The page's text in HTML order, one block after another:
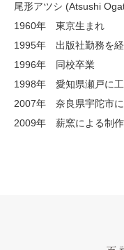
尾形アツシ (Atsushi
1960年 東京生まれ
1995年 出版社勤務を
1996年 同校卒業
1998年 愛知県瀬戸に
2007年 奈良県宇陀市
2009年 薪窯による制